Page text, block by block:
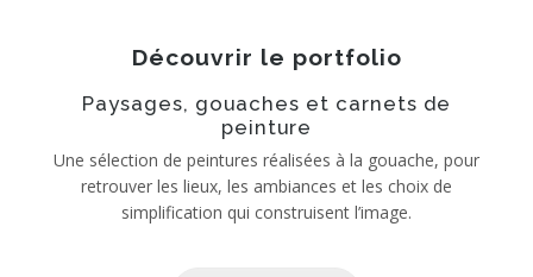
Découvrir le portfolio
Paysages, gouaches et carnets de
peinture
Une sélection de peintures réalisées à la gouache, pour
retrouver les lieux, les ambiances et les choix de
simplification qui construisent l’image.